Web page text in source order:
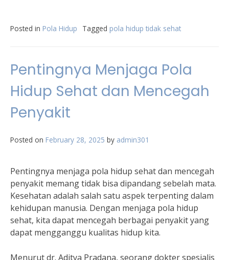
Posted in Pola Hidup Tagged pola hidup tidak sehat
Pentingnya Menjaga Pola
Hidup Sehat dan Mencegah
Penyakit
Posted on February 28, 2025 by admin301
Pentingnya menjaga pola hidup sehat dan mencegah
penyakit memang tidak bisa dipandang sebelah mata.
Kesehatan adalah salah satu aspek terpenting dalam
kehidupan manusia. Dengan menjaga pola hidup
sehat, kita dapat mencegah berbagai penyakit yang
dapat mengganggu kualitas hidup kita.
Menurut dr. Aditya Pradana, seorang dokter spesialis